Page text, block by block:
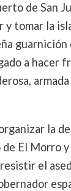
de San
y tomar la
a hacer
la
El Morro
el